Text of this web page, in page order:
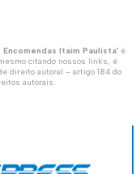
Itaim Paulista" é
citando nossos links, é
direito autoral – artigo 184 do
autorais.